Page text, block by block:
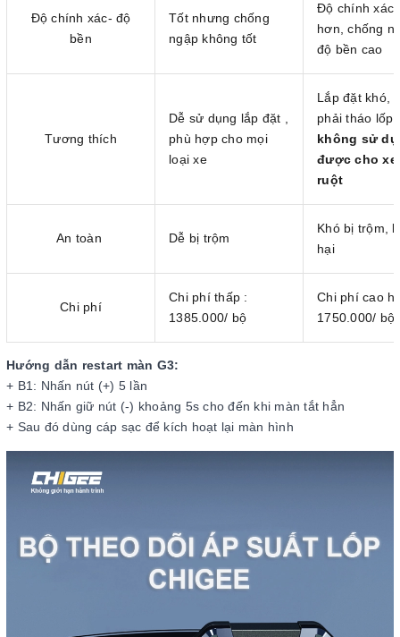
Độ chính xác- độ
bền
Tốt nhưng chống
ngập không tốt
Độ chính xác
hơn, chống
độ bền cao
Tương thích
Dễ sử dụng lắp đặt ,
phù hợp cho mọi
loại xe
Lắp đặt khó,
phải tháo lốp,
không sử
được cho xe
ruột
An toàn Dễ bị trộm
Khó bị trộm,
hại
Chi phí
Chi phí thấp :
1385.000/ bộ
Chi phí cao
1750.000/ bộ
Hướng dẫn restart màn G3:
+ B1: Nhấn nút (+) 5 lần
+ B2: Nhấn giữ nút (-) khoảng 5s cho đến khi màn tắt hẳn
+ Sau đó dùng cáp sạc để kích hoạt lại màn hình